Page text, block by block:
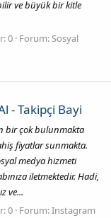
ve büyük bir kitle
0 Forum:Sosyal
- Takipçi Bayi
bir çok bulunmakta
fiyatlar sunmakta.
medya hizmeti
iletmektedir. Hadi,
ve...
0 Forum:Instagram